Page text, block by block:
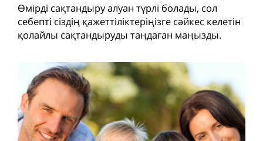
Өмірді сақтандыру алуан түрлі болады, сол
себепті сіздің қажеттіліктеріңізге сәйкес келетін
қолайлы сақтандыруды таңдаған маңызды.